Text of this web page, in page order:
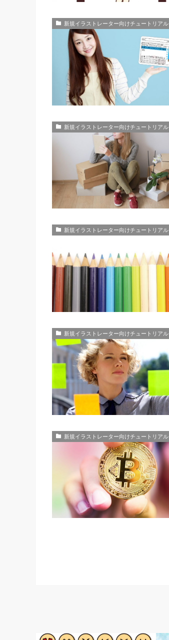
新規イラストレーター向けチュートリアル
新規イラストレーター向けチュートリアル
新規イラストレーター向けチュートリアル
新規イラストレーター向けチュートリアル
新規イラストレーター向けチュートリアル